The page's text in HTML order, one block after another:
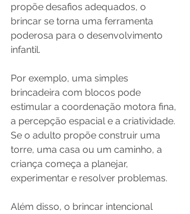
propõe desafios adequados, o
brincar se torna uma ferramenta
poderosa para o desenvolvimento
infantil.
Por exemplo, uma simples
brincadeira com blocos pode
estimular a coordenação motora fina,
a percepção espacial e a criatividade.
Se o adulto propõe construir uma
torre, uma casa ou um caminho, a
criança começa a planejar,
experimentar e resolver problemas.
Além disso, o brincar intencional